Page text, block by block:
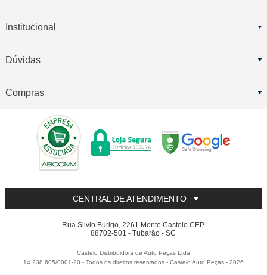
Institucional
Dúvidas
Compras
CENTRAL DE ATENDIMENTO
Rua Silvio Burigo, 2261 Monte Castelo CEP
88702-501 - Tubarão - SC
Castelo Distribuidora de Auto Peças Ltda
14.238.605/0001-20 - Todos os direitos reservados -Castelo Auto Peças -2026